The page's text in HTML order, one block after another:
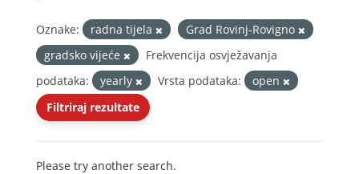
Oznake: radna tijela
Grad Rovinj-Rovigno
gradsko vijeće
Frekvencija osvježavanja
podataka:
yearly Vrsta podataka:
open
Filtriraj rezultate
Please try another search.